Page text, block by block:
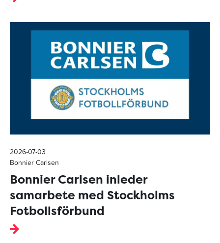
2026-07-03
Bonnier Carlsen
Bonnier Carlsen inleder
samarbete med Stockholms
Fotbollsförbund